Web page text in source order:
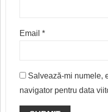
Email *
Salvează-mi numele,
navigator pentru data